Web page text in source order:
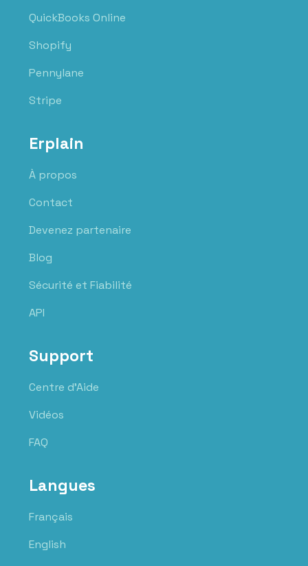
QuickBooks Online
Shopify
Pennylane
Stripe
Erplain
À propos
Contact
Devenez partenaire
Blog
Sécurité et Fiabilité
API
Support
Centre d'Aide
Vidéos
FAQ
Langues
Français
English